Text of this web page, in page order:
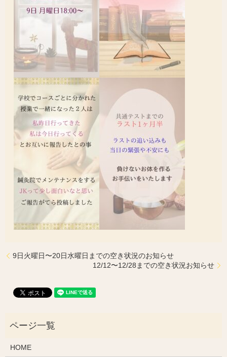
9日火曜日〜20日水曜日までの空き状況のお知らせ
12/12〜12/28までの空き状況お知らせ
HOME